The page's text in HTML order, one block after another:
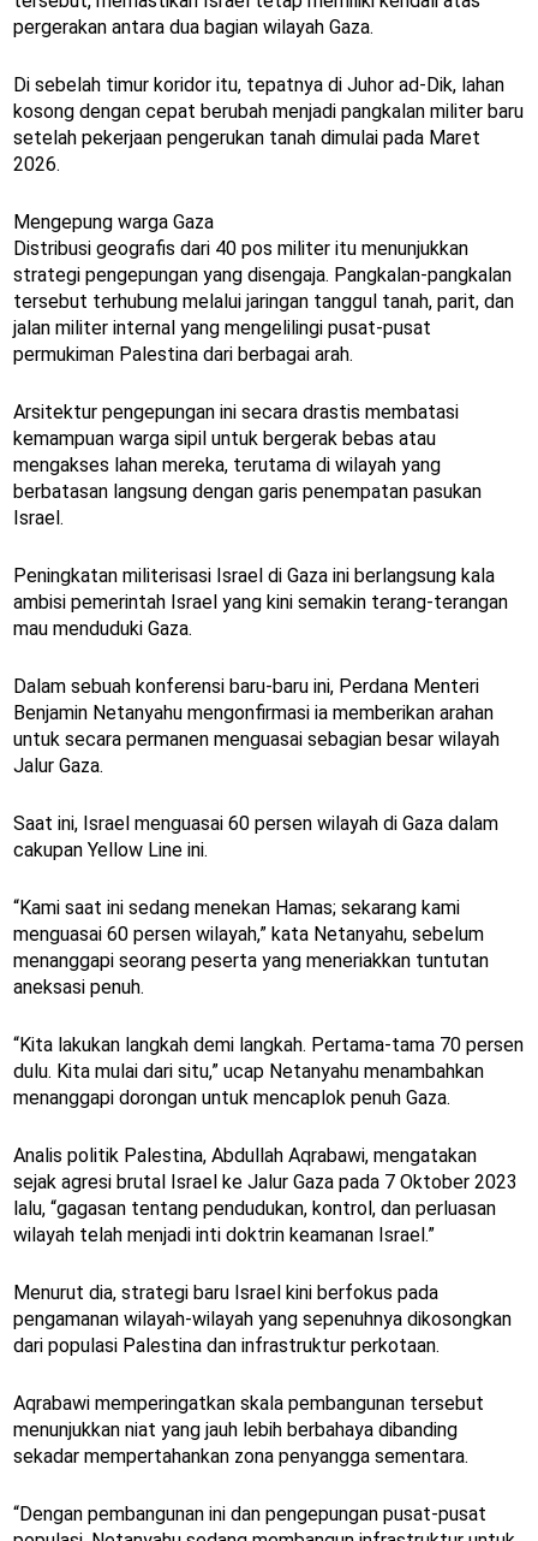
pergerakan antara dua bagian wilayah Gaza.
Di sebelah timur koridor itu, tepatnya di Juhor ad-Dik, lahan
kosong dengan cepat berubah menjadi pangkalan militer baru
setelah pekerjaan pengerukan tanah dimulai pada Maret
2026.
Mengepung warga Gaza
Distribusi geografis dari 40 pos militer itu menunjukkan
strategi pengepungan yang disengaja. Pangkalan-pangkalan
tersebut terhubung melalui jaringan tanggul tanah, parit, dan
jalan militer internal yang mengelilingi pusat-pusat
permukiman Palestina dari berbagai arah.
Arsitektur pengepungan ini secara drastis membatasi
kemampuan warga sipil untuk bergerak bebas atau
mengakses lahan mereka, terutama di wilayah yang
berbatasan langsung dengan garis penempatan pasukan
Israel.
Peningkatan militerisasi Israel di Gaza ini berlangsung kala
ambisi pemerintah Israel yang kini semakin terang-terangan
mau menduduki Gaza.
Dalam sebuah konferensi baru-baru ini, Perdana Menteri
Benjamin Netanyahu mengonfirmasi ia memberikan arahan
untuk secara permanen menguasai sebagian besar wilayah
Jalur Gaza.
Saat ini, Israel menguasai 60 persen wilayah di Gaza dalam
cakupan Yellow Line ini.
“Kami saat ini sedang menekan Hamas; sekarang kami
menguasai 60 persen wilayah,” kata Netanyahu, sebelum
menanggapi seorang peserta yang meneriakkan tuntutan
aneksasi penuh.
“Kita lakukan langkah demi langkah. Pertama-tama 70 persen
dulu. Kita mulai dari situ,” ucap Netanyahu menambahkan
menanggapi dorongan untuk mencaplok penuh Gaza.
Analis politik Palestina, Abdullah Aqrabawi, mengatakan
sejak agresi brutal Israel ke Jalur Gaza pada 7 Oktober 2023
lalu, “gagasan tentang pendudukan, kontrol, dan perluasan
wilayah telah menjadi inti doktrin keamanan Israel.”
Menurut dia, strategi baru Israel kini berfokus pada
pengamanan wilayah-wilayah yang sepenuhnya dikosongkan
dari populasi Palestina dan infrastruktur perkotaan.
Aqrabawi memperingatkan skala pembangunan tersebut
menunjukkan niat yang jauh lebih berbahaya dibanding
sekadar mempertahankan zona penyangga sementara.
“Dengan pembangunan ini dan pengepungan pusat-pusat